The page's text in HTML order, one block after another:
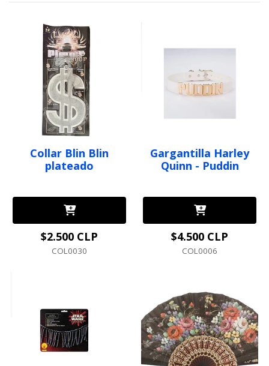
Collar Blin Blin
plateado
$2.500 CLP
COL0030
Gargantilla Harley
Quinn - Puddin
$4.500 CLP
COL0006